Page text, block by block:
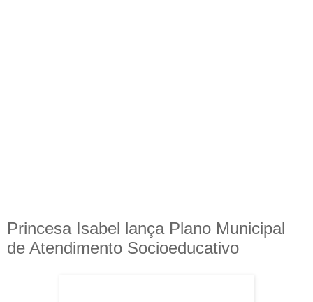
Princesa Isabel lança Plano Municipal
de Atendimento Socioeducativo